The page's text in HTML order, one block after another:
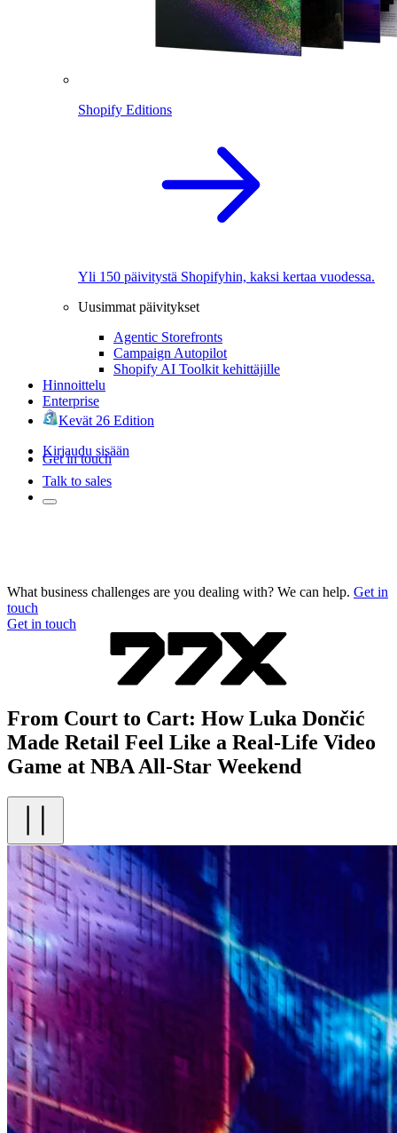
Shopify Editions
Yli 150 päivitystä Shopifyhin, kaksi kertaa vuodessa.
Uusimmat päivitykset
Agentic Storefronts
Campaign Autopilot
Shopify AI Toolkit kehittäjille
Hinnoittelu
Enterprise
Kevät 26 Edition
Kirjaudu sisään
Get in touch
Talk to sales
What business challenges are you dealing with? We can help. Get in
touch
Get in touch
From Court to Cart: How Luka Dončić
Made Retail Feel Like a Real-Life Video
Game at NBA All-Star Weekend